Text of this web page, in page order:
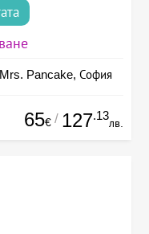
Mrs. Pancake, София
65€ / 127.13
лв.